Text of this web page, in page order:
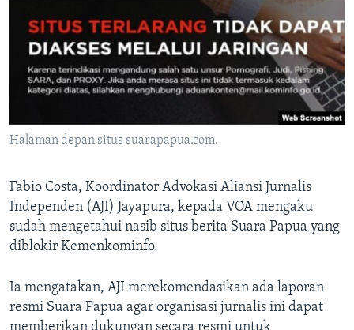
Halaman depan situs suarapapua.com.
Fabio Costa, Koordinator Advokasi Aliansi Jurnalis
Independen (AJI) Jayapura, kepada VOA mengaku
sudah mengetahui nasib situs berita Suara Papua yang
diblokir Kemenkominfo.
Ia mengatakan, AJI merekomendasikan ada laporan
resmi Suara Papua agar organisasi jurnalis ini dapat